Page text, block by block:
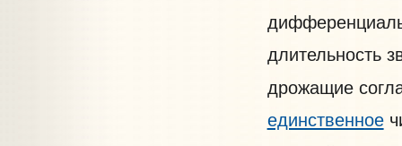
длительность
дрожащие
единственное